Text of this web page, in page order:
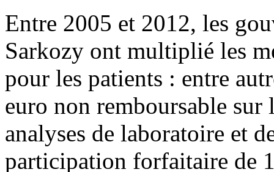
Entre 2005 et 2012, les
Sarkozy ont multiplié les
pour les patients : entre
euro non remboursable
analyses de laboratoire et
participation forfaitaire de